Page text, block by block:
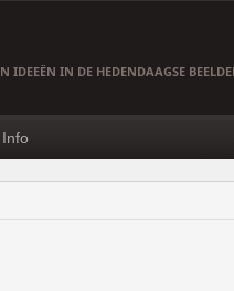
IDEEËN IN DE HEDENDAAGSE
Info